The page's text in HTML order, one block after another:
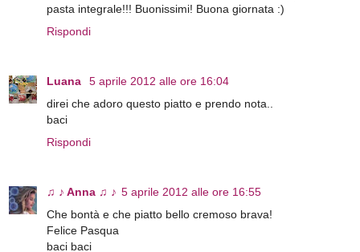
pasta integrale!!! Buonissimi! Buona giornata :)
Rispondi
Luana
5 aprile 2012 alle ore 16:04
direi che adoro questo piatto e prendo nota..
baci
Rispondi
♫ ♪ Anna ♫ ♪ 5 aprile 2012 alle ore 16:55
Che bontà e che piatto bello cremoso brava!
Felice Pasqua
baci baci